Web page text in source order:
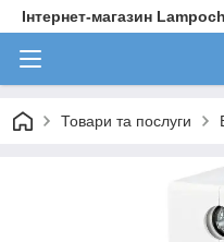
Інтернет-магазин
Товари та послуги